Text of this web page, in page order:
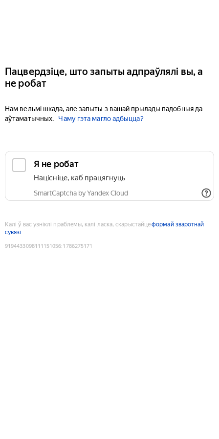
Пацвердзіце, што запыты адпраўлялі вы, а
не робат
Нам вельмі шкада, але запыты з вашай прылады падобныя да
аўтаматычных.
Чаму гэта магло адбыцца?
Я не робат
Націсніце, каб працягнуць
SmartCaptcha by Yandex Cloud
Калі ў вас узніклі праблемы, калі ласка, скарыстайцеформай зваротнай
сувязі
9194433098111151056:1786275171